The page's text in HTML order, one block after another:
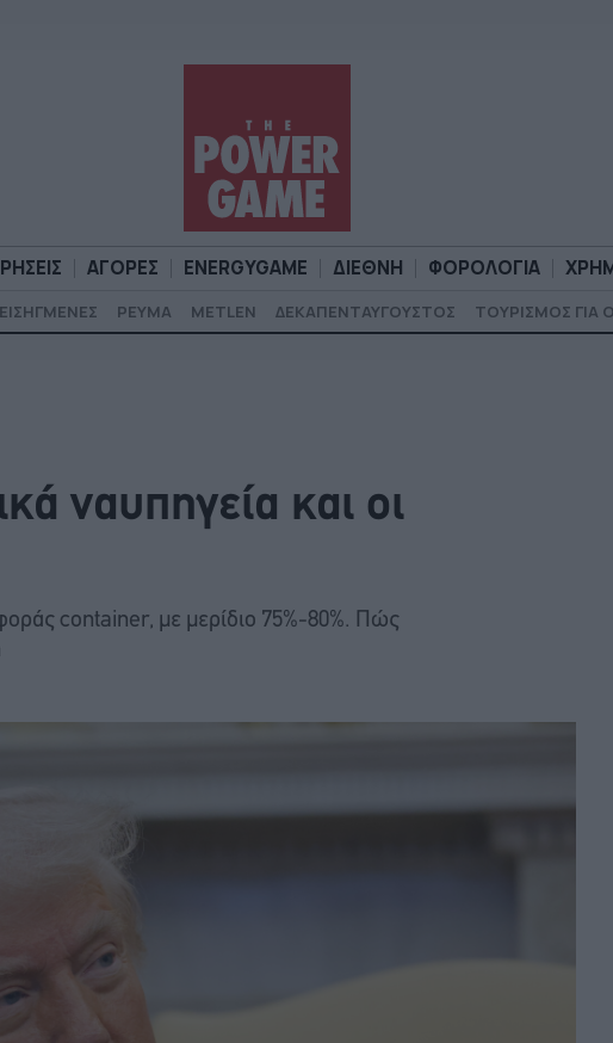
ΑΓΟΡΕΣ ENERGYGAME ΔΙΕΘΝΗ ΦΟΡΟΛΟΓΙΑ
ΕΙΣΗΓΜΕΝΕΣ ΡΕΥΜΑ METLEN ΔΕΚΑΠΕΝΤΑΥΓΟΥΣΤΟΣ ΤΟΥΡΙΣΜΟΣ ΓΙΑ
ναυπηγεία και οι
container, με μερίδιο 75%-80%. Πώς